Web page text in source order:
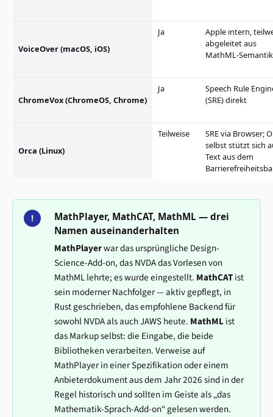
VoiceOver (macOS, iOS)
Ja
Apple intern,
abgeleitet aus
MathML-Semantik
ChromeVox (ChromeOS, Chrome)
Ja
Speech Rule
(SRE) direkt
Orca (Linux)
Teilweise
SRE via Browser;
selbst stützt sich
Text aus dem
!
MathPlayer, MathCAT, MathML — drei
Namen auseinanderhalten
MathPlayerwar das ursprüngliche Design-
Science-Add-on, das NVDA das Vorlesen von
MathML lehrte; es wurde eingestellt. MathCATist
sein moderner Nachfolger — aktiv gepflegt, in
Rust geschrieben, das empfohlene Backend für
sowohl NVDA als auch JAWS heute. MathMList
das Markup selbst: die Eingabe, die beide
Bibliotheken verarbeiten. Verweise auf
MathPlayer in einer Spezifikation oder einem
Anbieterdokument aus dem Jahr 2026 sind in der
Regel historisch und sollten im Geiste als „das
Mathematik-Sprach-Add-on“ gelesen werden.